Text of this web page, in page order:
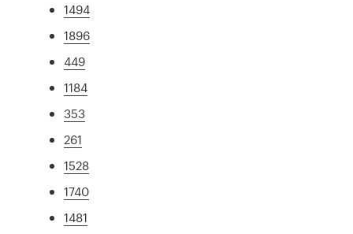
1494
1896
449
1184
353
261
1528
1740
1481